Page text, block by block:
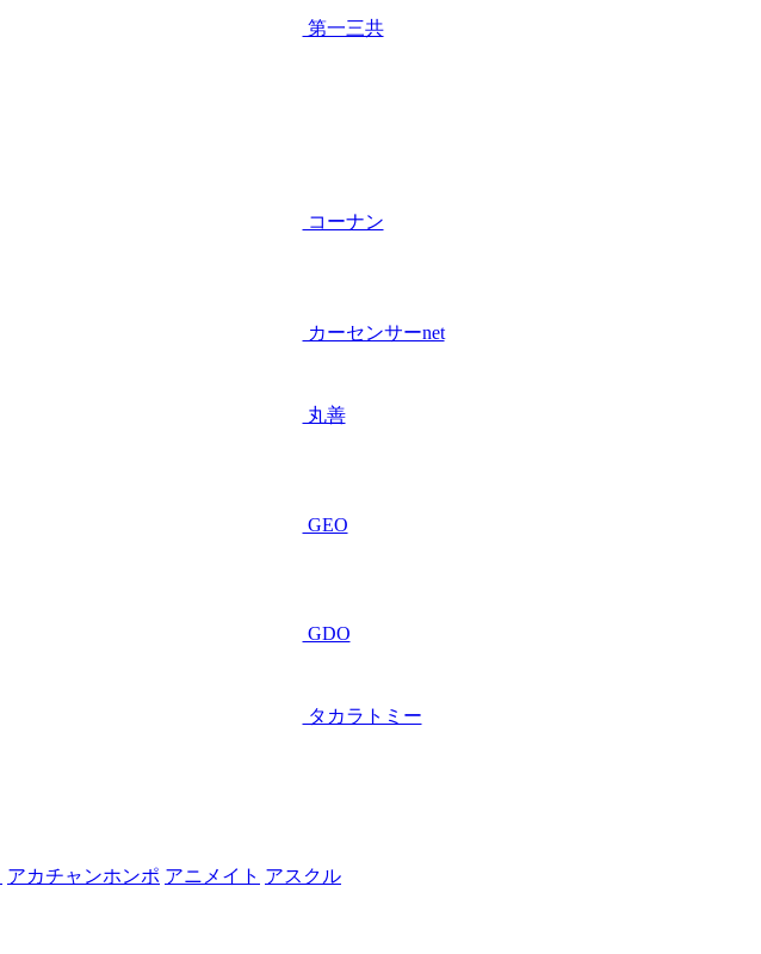
第一三共
コーナン
カーセンサーnet
丸善
GEO
GDO
タカラトミー
アカチャンホンポ アニメイト アスクル